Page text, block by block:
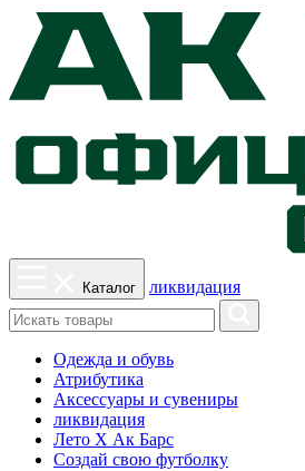
Каталог ликвидация
Одежда и обувь
Атрибутика
Аксессуары и сувениры
ликвидация
Лето Х Ак Барс
Создай свою футболку